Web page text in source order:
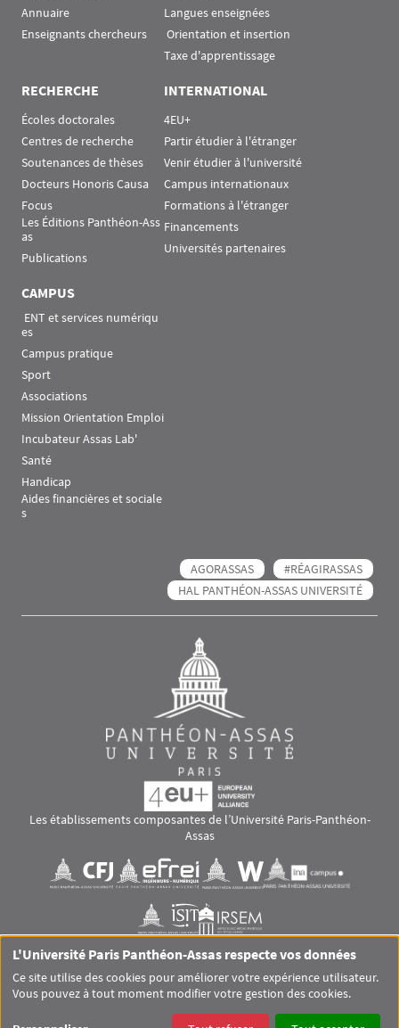
Annuaire
Enseignants chercheurs
Langues enseignées
Orientation et insertion
Taxe d'apprentissage
RECHERCHE
Écoles doctorales
Centres de recherche
Soutenances de thèses
Docteurs Honoris Causa
Focus
Les Éditions Panthéon-Ass
as
Publications
INTERNATIONAL
4EU+
Partir étudier à l'étranger
Venir étudier à l'université
Campus internationaux
Formations à l'étranger
Financements
Universités partenaires
CAMPUS
es
Campus pratique
Sport
Associations
Mission Orientation Emploi
Incubateur Assas Lab'
Santé
Handicap
Aides financières et sociale
s
AGORASSAS
#RÉAGIRASSAS
HAL PANTHÉON-ASSAS UNIVERSITÉ
Les établissements composantes de l’Université Paris-Panthéon-
Assas
Visuel svgVisuel svg Visuel svgVisuel svg
Visuel svgVisuel svg
RS footer
GLOSSAIRE MENTIONS LÉGALES
L'Université Paris Panthéon-Assas respecte vos données
Ce site utilise des cookies pour améliorer votre expérience utilisateur.
Vous pouvez à tout moment modifier votre gestion des cookies.